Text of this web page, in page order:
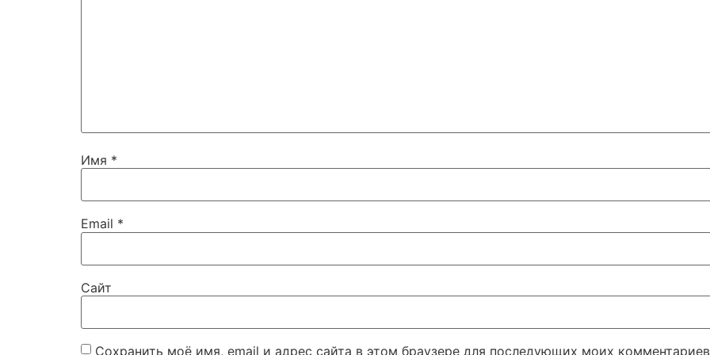
Имя *
Email *
Сайт
Сохранить моё имя, email и адрес сайта в этом браузере для последующих моих